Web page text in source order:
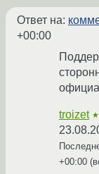
Ответ на:
+00:00
troizet ★
+00:00